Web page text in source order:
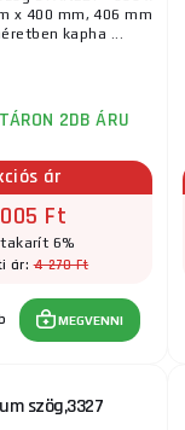
x 400 mm, 406 mm
kapha ...
2DB ÁRU
ár
Ft
6%
ár:4 270 Ft
MEGVENNI
szög,3327